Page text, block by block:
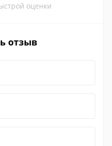
оценки
отзыв